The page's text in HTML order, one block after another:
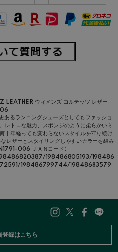
ウィメンズ コルテッツ レザー
あるランニングシューズとしてもファッショ
レトロな魅力、スポンジのように柔らかいミ
十年経っても変わらないスタイルを守り続け
レザーとスタイリングしやすいカラーを組み
006 ＪＡＮコード:
198486805193/198486
198486799744/19848683579
登録はこちら